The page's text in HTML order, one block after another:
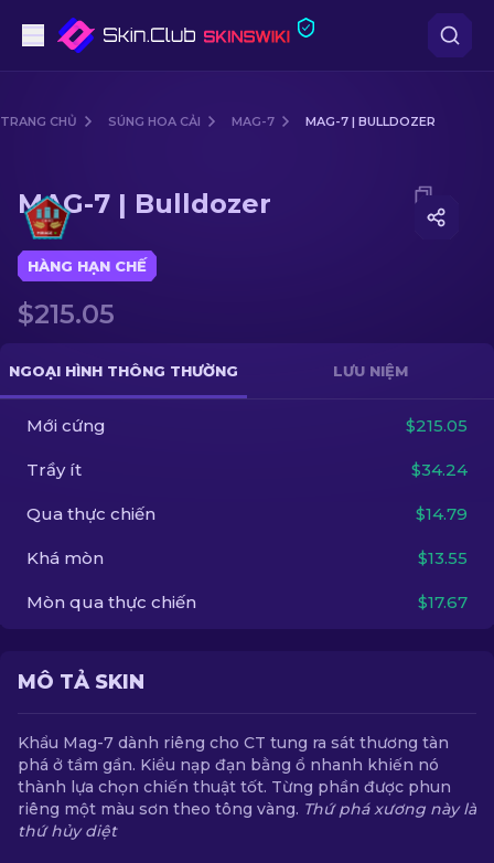
Súng trường
Súng trường Bắn tỉa
Dao
Găng tay
Hòm
Khác
TRANG CHỦ SÚNG HOA CẢI MAG-7 MAG-7 | BULLDOZER
Media of MAG-7 | Bulldozer
MAG-7 | Bulldozer
HÀNG HẠN CHẾ
$215.05
NGOẠI HÌNH THÔNG THƯỜNG LƯU NIỆM
Mới cứng $215.05
Trầy ít $34.24
Qua thực chiến $14.79
Khá mòn $13.55
Mòn qua thực chiến $17.67
MÔ TẢ SKIN
Khẩu Mag-7 dành riêng cho CT tung ra sát thương tàn
phá ở tầm gần. Kiểu nạp đạn bằng ổ nhanh khiến nó
thành lựa chọn chiến thuật tốt. Từng phần được phun
riêng một màu sơn theo tông vàng. Thứ phá xương này là
thứ hủy diệt